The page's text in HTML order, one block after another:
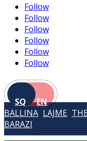
Follow
Follow
Follow
Follow
Follow
Follow
SQ EN
BALLINA LAJME
BARAZI